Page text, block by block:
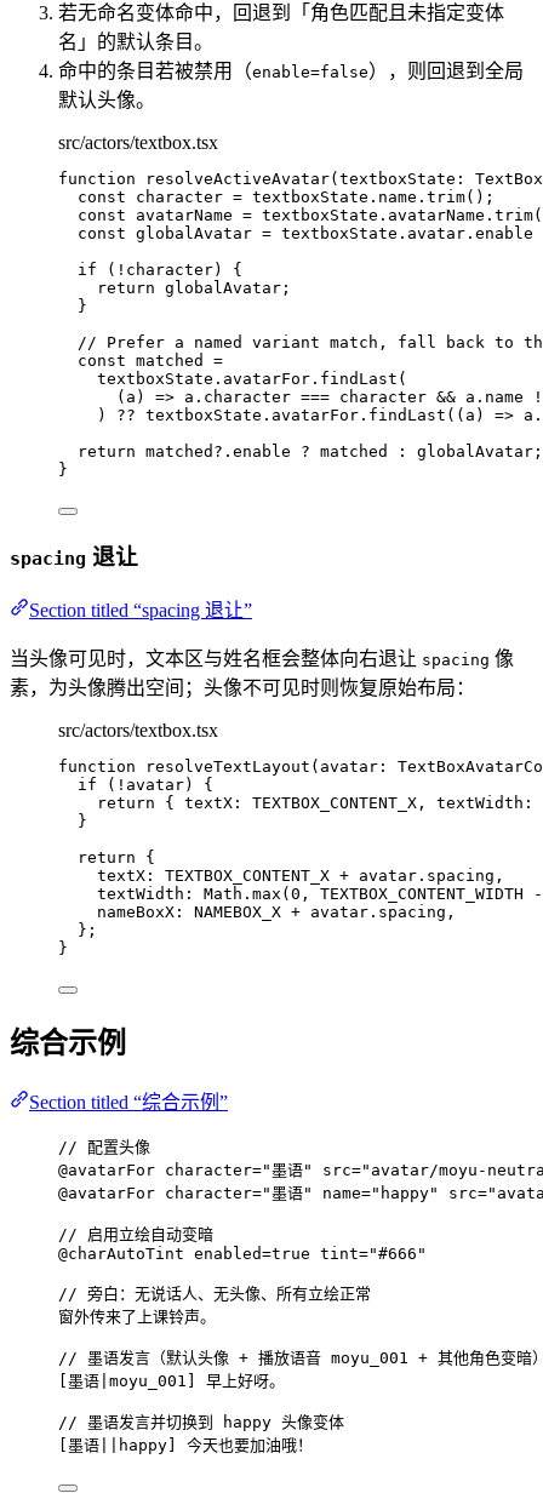
若无命名变体命中，回退到「角色匹配且未指定变体
名」的默认条目。
命中的条目若被禁用（enable=false），则回退到全局
默认头像。
src/actors/textbox.tsx
function resolveActiveAvatar(textboxState :
const character = textboxState . name . trim();
const avatarName = textboxState . avatarName . trim
const globalAvatar = textboxState . avatar . enable
if ( ! character) {
return globalAvatar;
}
// Prefer a named variant match, fall back to
const matched
=
textboxState . avatarFor . findLast (
( a ) => a . character === character && a . name
)
?? textboxState . avatarFor . findLast ( ( a ) => a .
return matched ?. enable ? matched :
globalAvatar;
}
spacing 退让
Section titled “spacing 退让”
当头像可见时，文本区与姓名框会整体向右退让 spacing 像
素，为头像腾出空间；头像不可见时则恢复原始布局：
src/actors/textbox.tsx
function resolveTextLayout ( avatar :
if ( ! avatar) {
return { textX: TEXTBOX_CONTENT_X ,
textWidth:
}
return {
textX: TEXTBOX_CONTENT_X + avatar . spacing ,
textWidth: Math . max ( 0 , TEXTBOX_CONTENT_WIDTH
-
nameBoxX: NAMEBOX_X + avatar . spacing ,
};
}
综合示例
Section titled “综合示例”
// 配置头像
@avatarFor character="墨语" src="avatar/moyu-
@avatarFor character="墨语" name="happy" src=
// 启用立绘自动变暗
@charAutoTint enabled=true tint="#666"
// 旁白：无说话人、无头像、所有立绘正常
窗外传来了上课铃声。
// 墨语发言（默认头像 + 播放语音 moyu_001 + 其他角色变暗
墨语|moyu_001 ] 早上好呀。
// 墨语发言并切换到 happy 头像变体
墨语||happy ] 今天也要加油哦！